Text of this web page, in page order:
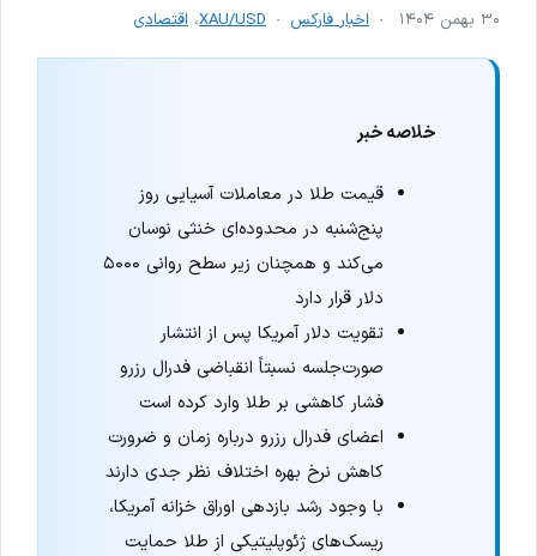
۳۰ بهمن ۱۴۰۴ اخبار فارکس XAU/USD، اقتصادی
خلاصه خبر
قیمت طلا در معاملات آسیایی روز
پنج‌شنبه در محدوده‌ای خنثی نوسان
می‌کند و همچنان زیر سطح روانی ۵۰۰۰
دلار قرار دارد
تقویت دلار آمریکا پس از انتشار
صورت‌جلسه نسبتاً انقباضی فدرال رزرو
فشار کاهشی بر طلا وارد کرده است
اعضای فدرال رزرو درباره زمان و ضرورت
کاهش نرخ بهره اختلاف نظر جدی دارند
با وجود رشد بازدهی اوراق خزانه آمریکا،
ریسک‌های ژئوپلیتیکی از طلا حمایت